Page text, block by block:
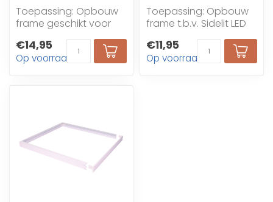
Toepassing: Opbouw
frame geschikt voor
Backlit LED panelen
t.b.v. 620x620mm
€14,95
Op voorraad
Toepassing: Opbouw
frame t.b.v. Sidelit LED
panelen met een
grotere modulemaat
6...
€11,95
Op voorraad